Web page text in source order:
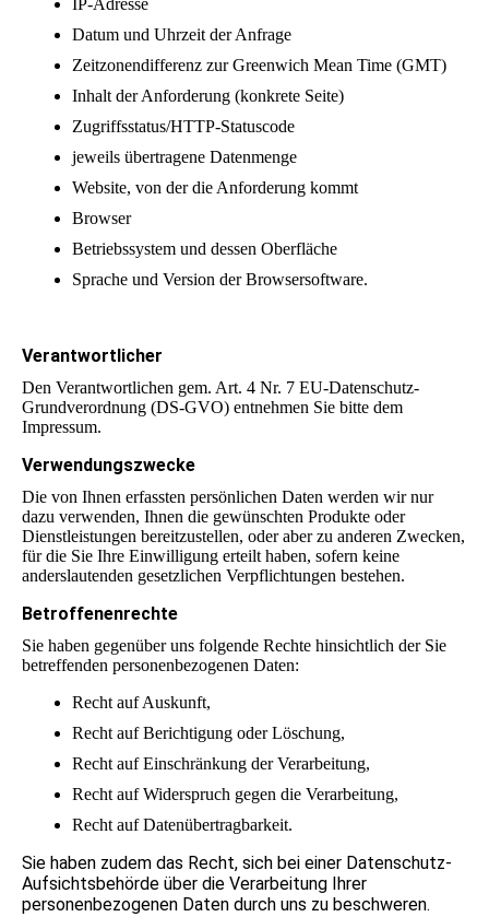
IP-Adresse
Datum und Uhrzeit der Anfrage
Zeitzonendifferenz zur Greenwich Mean Time (GMT)
Inhalt der Anforderung (konkrete Seite)
Zugriffsstatus/HTTP-Statuscode
jeweils übertragene Datenmenge
Website, von der die Anforderung kommt
Browser
Betriebssystem und dessen Oberfläche
Sprache und Version der Browsersoftware.
Verantwortlicher
Den Verantwortlichen gem. Art. 4 Nr. 7 EU-Datenschutz-
Grundverordnung (DS-GVO) entnehmen Sie bitte dem
Impressum.
Verwendungszwecke
Die von Ihnen erfassten persönlichen Daten werden wir nur
dazu verwenden, Ihnen die gewünschten Produkte oder
Dienstleistungen bereitzustellen, oder aber zu anderen Zwecken,
für die Sie Ihre Einwilligung erteilt haben, sofern keine
anderslautenden gesetzlichen Verpflichtungen bestehen.
Betroffenenrechte
Sie haben gegenüber uns folgende Rechte hinsichtlich der Sie
betreffenden personenbezogenen Daten:
Recht auf Auskunft,
Recht auf Berichtigung oder Löschung,
Recht auf Einschränkung der Verarbeitung,
Recht auf Widerspruch gegen die Verarbeitung,
Recht auf Datenübertragbarkeit.
Sie haben zudem das Recht, sich bei einer Datenschutz-
Aufsichtsbehörde über die Verarbeitung Ihrer
personenbezogenen Daten durch uns zu beschweren.